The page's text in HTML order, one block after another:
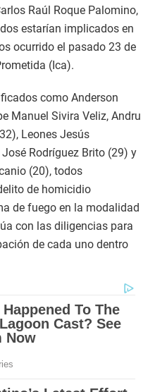
Raúl Roque Palomino,
estarían implicados en
ocurrido el pasado 23 de
(Ica).
como Anderson
Manuel Sivira Veliz, Andru
Leones Jesús
Rodríguez Brito (29) y
(20), todos
de homicidio
de fuego en la modalidad
con las diligencias para
de cada uno dentro